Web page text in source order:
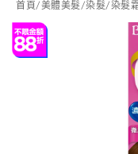
首頁/美體美髮/染髮/染髮